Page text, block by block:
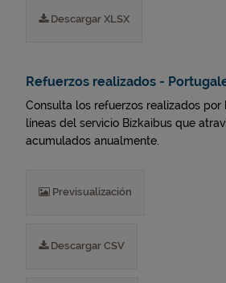
Descargar XLSX
Refuerzos realizados -
Consulta los refuerzos realizados
líneas del servicio Bizkaibus que
acumulados anualmente.
Previsualización
Descargar CSV